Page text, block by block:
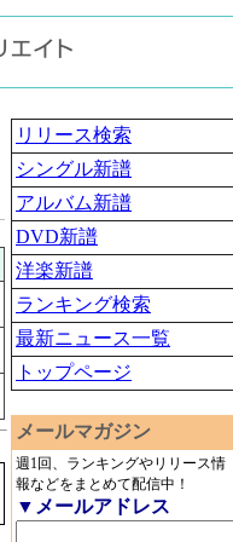
リリース検索
シングル新譜
アルバム新譜
DVD新譜
洋楽新譜
ランキング検索
最新ニュース一覧
トップページ
メールマガジン
週1回、ランキングやリリース情
報などをまとめて配信中！
▼メールアドレス